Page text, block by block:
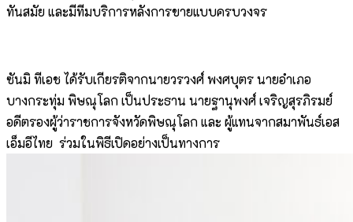
ทันสมัย และมีทีมบริการหลังการขายแบบครบวงจร
ซันมิ ทีเอช ได้รับเกียรติจากนายวรวงศ์ พงศบุตร นายอำเภอ
บางกระทุ่ม พิษณุโลก เป็นประธาน นายฐานุพงศ์ เจริญสุรภิรมย์
อดีตรองผู้ว่าราชการจังหวัดพิษณุโลก และ ผู้แทนจากสมาพันธ์เอส
เอ็มอีไทย ร่วมในพิธีเปิดอย่างเป็นทางการ